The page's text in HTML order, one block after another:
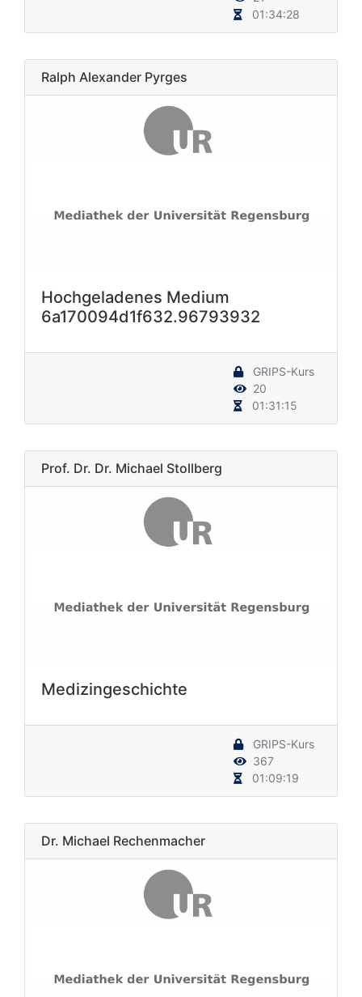
01:34:28
Ralph Alexander Pyrges
Hochgeladenes Medium
6a170094d1f632.96793932
GRIPS-Kurs
20
01:31:15
Prof. Dr. Dr. Michael Stollberg
Medizingeschichte
GRIPS-Kurs
367
01:09:19
Dr. Michael Rechenmacher